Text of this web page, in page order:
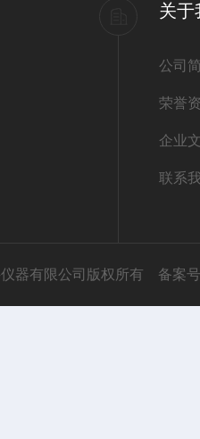
关于
公司
荣誉
企业
联系
器有限公司版权所有 备案